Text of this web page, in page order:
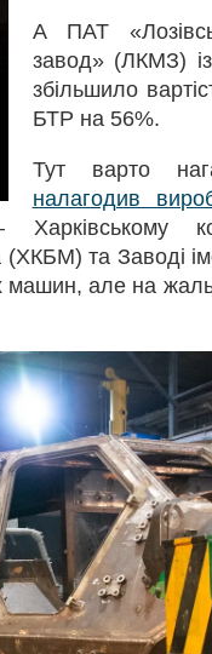
А ПАТ
завод» (ЛКМЗ)
збільшило
БТР на 56%.
Тут варто
налагодив
(ХКБМ) та Заводі
машин, але на